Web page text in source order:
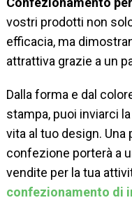
vostri prodotti non
efficacia, ma
attrattiva grazie a un
Dalla forma e dal
stampa, puoi inviarci
vita al tuo design.
confezione porterà a
vendite per la tua
confezionamento di